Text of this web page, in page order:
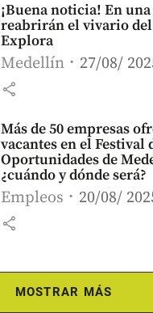
¡Buena noticia! En
reabrirán el vivario
Explora
Medellín 27/08/
share
Más de 50 empresas
vacantes en el Festival
Oportunidades de
¿cuándo y dónde será?
Empleos 20/08/
share
MOSTRAR MÁS